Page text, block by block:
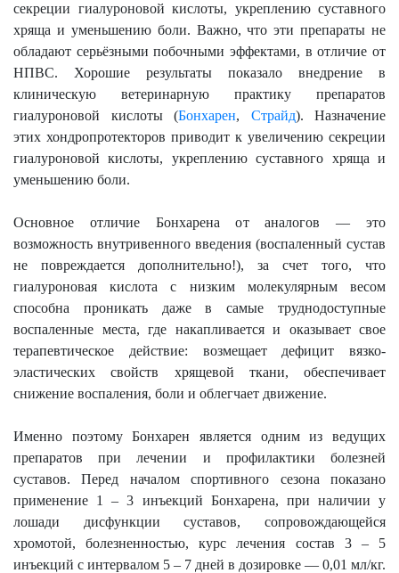
секреции гиалуроновой кислоты, укреплению суставного
хряща и уменьшению боли. Важно, что эти препараты не
обладают серьёзными побочными эффектами, в отличие от
НПВС. Хорошие результаты показало внедрение в
клиническую ветеринарную практику препаратов
гиалуроновой кислоты (Бонхарен, Страйд). Назначение
этих хондропротекторов приводит к увеличению секреции
гиалуроновой кислоты, укреплению суставного хряща и
уменьшению боли.
Основное отличие Бонхарена от аналогов — это
возможность внутривенного введения (воспаленный сустав
не повреждается дополнительно!), за счет того, что
гиалуроновая кислота с низким молекулярным весом
способна проникать даже в самые труднодоступные
воспаленные места, где накапливается и оказывает свое
терапевтическое действие: возмещает дефицит вязко-
эластических свойств хрящевой ткани, обеспечивает
снижение воспаления, боли и облегчает движение.
Именно поэтому Бонхарен является одним из ведущих
препаратов при лечении и профилактики болезней
суставов. Перед началом спортивного сезона показано
применение 1 – 3 инъекций Бонхарена, при наличии у
лошади дисфункции суставов, сопровождающейся
хромотой, болезненностью, курс лечения состав 3 – 5
инъекций с интервалом 5 – 7 дней в дозировке — 0,01 мл/кг.